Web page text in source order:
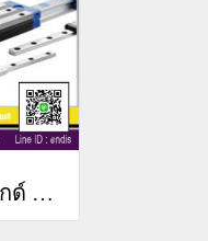
ตลับลูกปืน ลิเนียร์ ไกด์ บอลสกรู OZAK (OZAK BEARING LINEAR GUIDE & BALL SCREW)